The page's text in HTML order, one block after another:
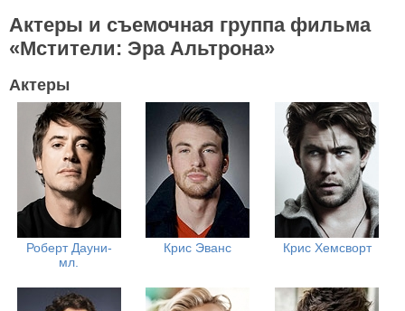
Актеры и съемочная группа фильма
«Мстители: Эра Альтрона»
Актеры
Роберт Дауни-
мл.
Крис Эванс Крис Хемсворт